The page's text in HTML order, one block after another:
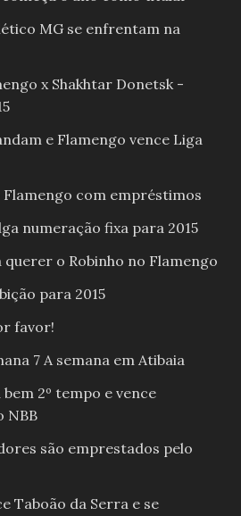
MG se enfrentam na
x Shakhtar Donetsk -
e Flamengo vence Liga
Flamengo com empréstimos
numeração fixa para 2015
o Robinho no Flamengo
para 2015
favor!
7 A semana em Atibaia
2º tempo e vence
NBB
são emprestados pelo
Taboão da Serra e se